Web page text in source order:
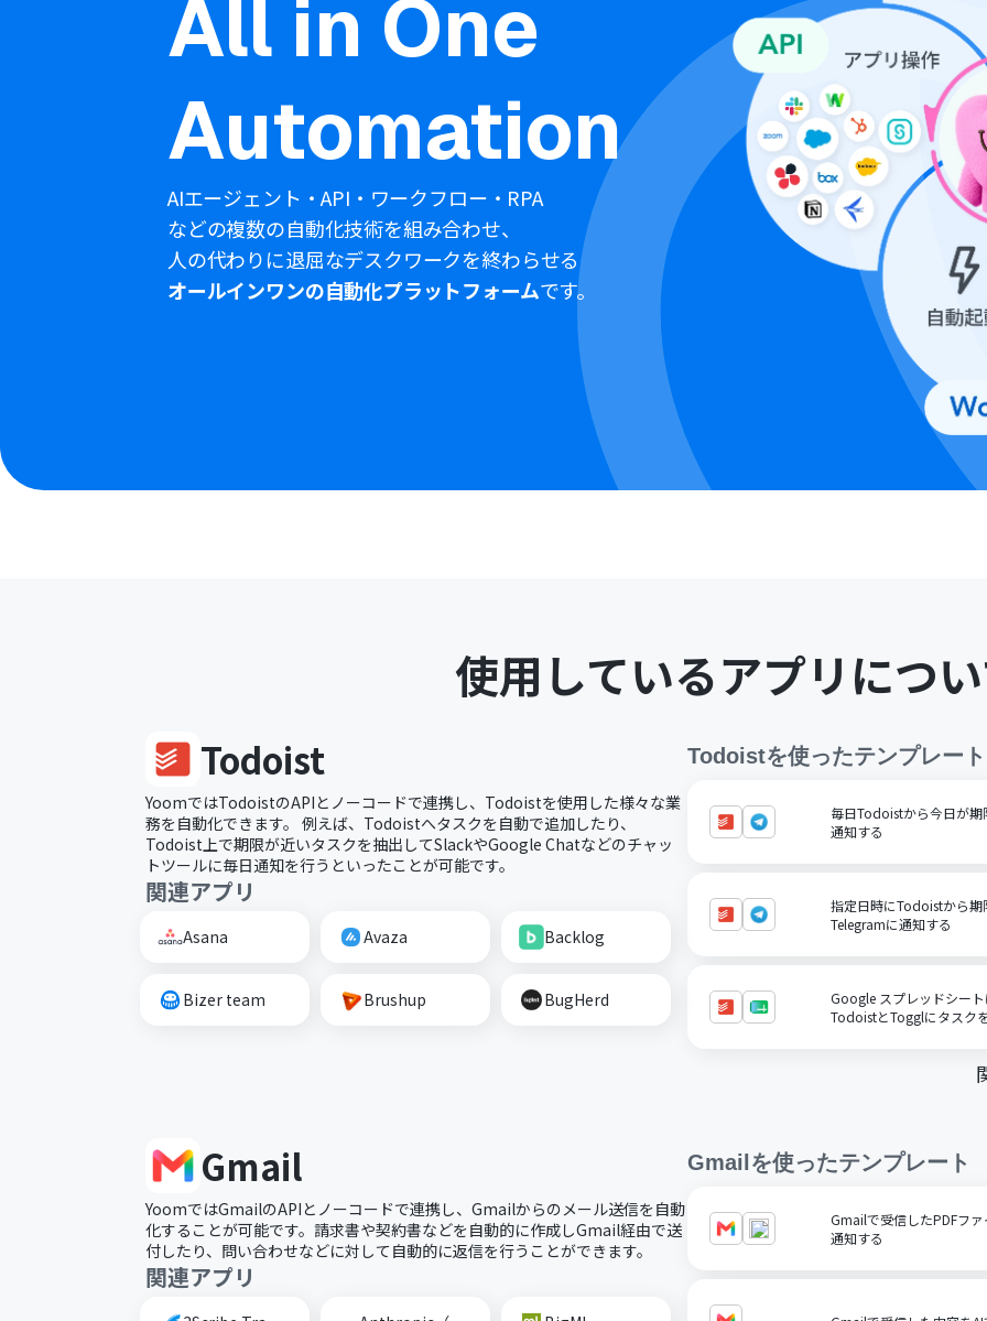
All in One
Automation
AIエージェント・API・ワークフロー・RPA
などの複数の自動化技術を組み合わせ、
人の代わりに退屈なデスクワークを終わらせる
オールインワンの自動化プラットフォームです。
使用しているアプリにつ
Todoist
YoomではTodoistのAPIとノーコードで連携し、Todoistを使用した様々な業
務を自動化できます。 例えば、Todoistへタスクを自動で追加したり、
Todoist上で期限が近いタスクを抽出してSlackやGoogle Chatなどのチャッ
トツールに毎日通知を行うといったことが可能です。
関連アプリ
Asana Avaza Backlog
Bizer team Brushup BugHerd
Todoistを使ったテンプレート
毎日Todoistから今日が期
通知する
指定日時にTodoistから期
Telegramに通知する
Google スプレッドシート
TodoistとTogglにタスク
Gmail
YoomではGmailのAPIとノーコードで連携し、Gmailからのメール送信を自動
化することが可能です。請求書や契約書などを自動的に作成しGmail経由で送
付したり、問い合わせなどに対して自動的に返信を行うことができます。
関連アプリ
Gmail を使ったテンプレート
Gmailで受信したPDFフ
通知する